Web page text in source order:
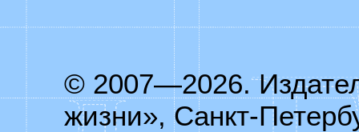
© 2007—2026.
жизни», Санкт-